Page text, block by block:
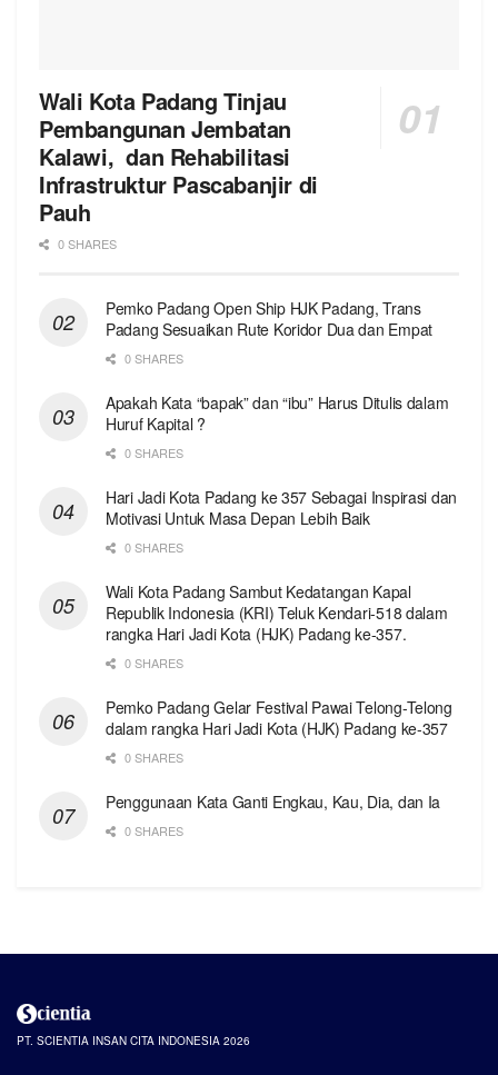
Wali Kota Padang Tinjau
Pembangunan Jembatan
Kalawi, dan Rehabilitasi
Infrastruktur Pascabanjir di
Pauh
0 SHARES
Pemko Padang Open Ship HJK Padang, Trans
Padang Sesuaikan Rute Koridor Dua dan Empat
0 SHARES
Apakah Kata “bapak” dan “ibu” Harus Ditulis dalam
Huruf Kapital ?
0 SHARES
Hari Jadi Kota Padang ke 357 Sebagai Inspirasi dan
Motivasi Untuk Masa Depan Lebih Baik
0 SHARES
Wali Kota Padang Sambut Kedatangan Kapal
Republik Indonesia (KRI) Teluk Kendari-518 dalam
rangka Hari Jadi Kota (HJK) Padang ke-357.
0 SHARES
Pemko Padang Gelar Festival Pawai Telong-Telong
dalam rangka Hari Jadi Kota (HJK) Padang ke-357
0 SHARES
Penggunaan Kata Ganti Engkau, Kau, Dia, dan Ia
0 SHARES
PT. SCIENTIA INSAN CITA INDONESIA 2026